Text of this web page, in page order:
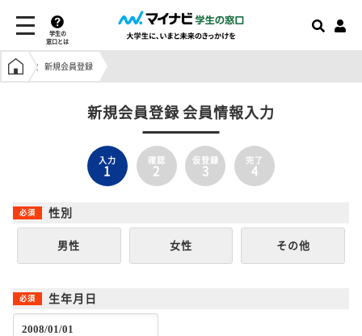
学生の
窓口とは
学生の窓口トップ
新規会員登録
新規会員登録 会員情報入力
入力
1
確認
2
仮登録
3
完了
4
性別
男性 女性 その他
生年月日